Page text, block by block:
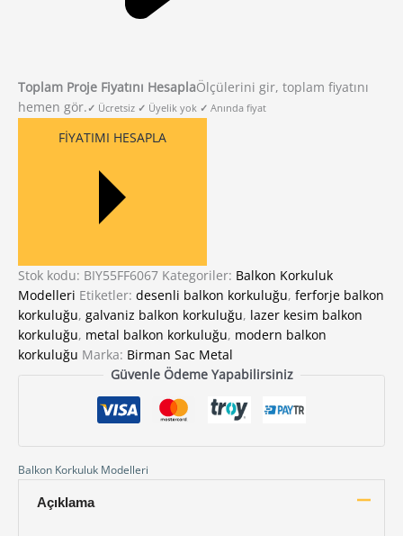
Toplam Proje Fiyatını HesaplaÖlçülerini gir, toplam fiyatını
hemen gör. ✓ Ücretsiz ✓ Üyelik yok ✓ Anında fiyat
FIYATIMI HESAPLA
Stok kodu: BIY55FF6067 Kategoriler: Balkon Korkuluk
Modelleri Etiketler: desenli balkon korkuluğu, ferforje balkon
korkuluğu, galvaniz balkon korkuluğu, lazer kesim balkon
korkuluğu, metal balkon korkuluğu, modern balkon
korkuluğu Marka: Birman Sac Metal
Güvenle Ödeme Yapabilirsiniz
Balkon Korkuluk Modelleri
Açıklama